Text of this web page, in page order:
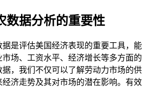
数据分析的重要性
是评估美国经济表现的重要工具，能
场、工资水平、经济增长等多方面的
，我们不仅可以了解劳动力市场的供
济走势及其对市场的潜在影响。有效